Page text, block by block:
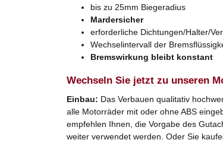
bis zu 25mm Biegeradius
Mardersicher
erforderliche Dichtungen/Halter/
Wechselintervall der
Bremswirkung bleibt konstant
Wechseln Sie jetzt zu unseren
Einbau: Das Verbauen qualitativ
alle Motorräder mit oder ohne ABS
empfehlen Ihnen, die Vorgabe des
weiter verwendet werden. Oder Sie